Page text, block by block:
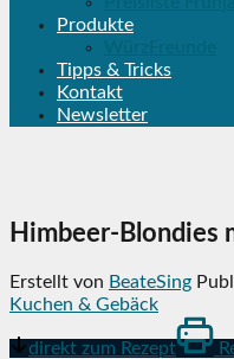
Produkte
Tipps & Tricks
Kontakt
Newsletter
Himbeer-Blondies
Erstellt von BeateSing
Kuchen & Gebäck
direkt zum Rezept